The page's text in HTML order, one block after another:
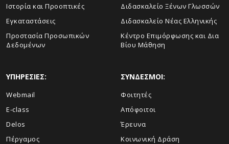
Ιστορία και Προοπτικές
Εγκαταστάσεις
Προστασία Προσωπικών
Δεδομένων
Διδασκαλείο Ξένων Γλωσσών
Διδασκαλείο Νέας Ελληνικής
Κέντρο Επιμόρφωσης και Δια
Βίου Μάθηση
ΥΠΗΡΕΣΙΕΣ:
Webmail
E-class
Delos
Πέργαμος
ΣΥΝΔΕΣΜΟΙ:
Φοιτητές
Απόφοιτοι
Έρευνα
Κοινωνική Δράση